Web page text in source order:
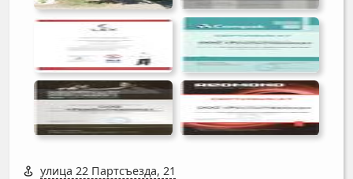
улица 22 Партсъезда, 21